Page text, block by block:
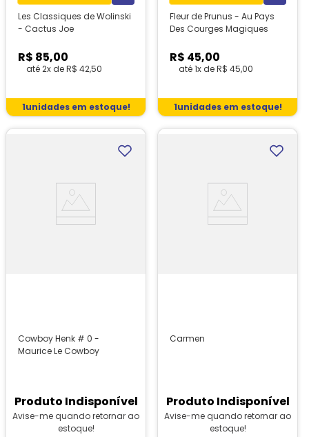
1unidades em estoque!
Les Classiques de Wolinski
- Cactus Joe
R$ 85,00
até2x deR$ 42,50
1unidades em estoque!
Fleur de Prunus - Au Pays
Des Courges Magiques
R$ 45,00
até1x deR$ 45,00
Cowboy Henk # 0 -
Maurice Le Cowboy
Produto Indisponível
Avise-me quando retornar ao
estoque!
Carmen
Produto Indisponível
Avise-me quando retornar ao
estoque!